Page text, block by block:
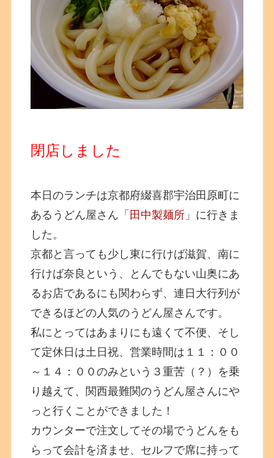
閉店しました
本日のランチは京都府綴喜郡宇治田原町に
あるうどん屋さん「 田中製麺所 」に行きま
した。
京都と言っても少し東に行けば滋賀、南に
行けば奈良という、とんでもない山奥にあ
るお店であるにも関わらず、連日大行列が
できるほどの人気のうどん屋さんです。
私にとってはあまりにも遠くて不便、そし
て定休日は土日祝、営業時間は１１：００
～１４：００のみという３重苦（？）を乗
り越えて、関西最難関のうどん屋さんにや
っと行くことができました！
カウンターで注文してその場でうどんをも
らって会計を済ませ、セルフで席に持って